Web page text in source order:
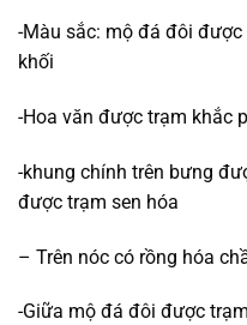
-Màu sắc: mộ đá đôi
khối
-Hoa văn được trạm khắc
-khung chính trên bưng
được trạm sen hóa
– Trên nóc có rồng hóa
-Giữa mộ đá đôi được